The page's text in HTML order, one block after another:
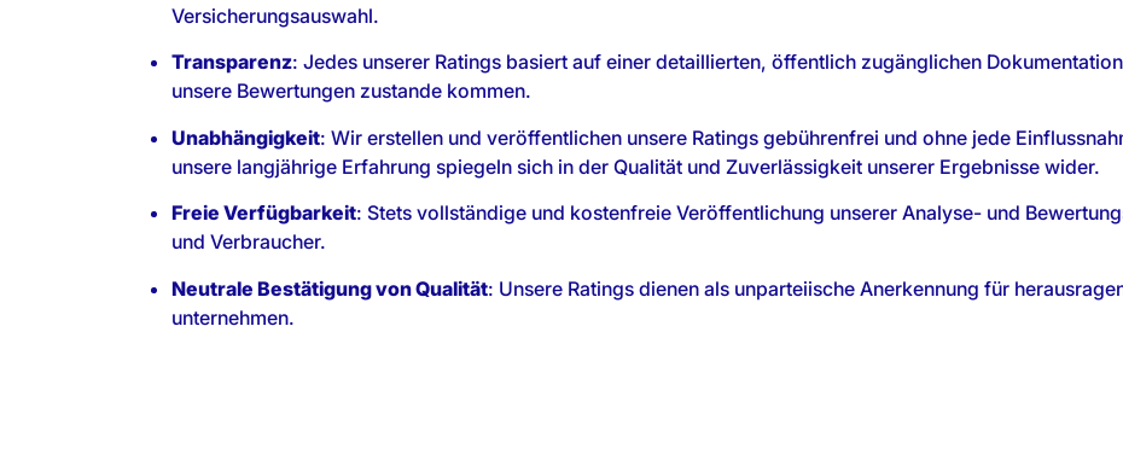
Versicherungsauswahl.
Transparenz: Jedes unserer Ratings basiert auf einer detaillierten, öffentlich zugänglichen
unsere Bewertungen zustande kommen.
Unabhängigkeit: Wir erstellen und veröffentlichen unsere Ratings gebührenfrei und ohne jede
unsere langjährige Erfahrung spiegeln sich in der Qualität und Zuverlässigkeit unserer Ergebnisse wider.
Freie Verfügbarkeit: Stets vollständige und kostenfreie Veröffentlichung unserer Analyse- und
und Verbraucher.
Neutrale Bestätigung von Qualität: Unsere Ratings dienen als unparteiische Anerkennung für
unternehmen.